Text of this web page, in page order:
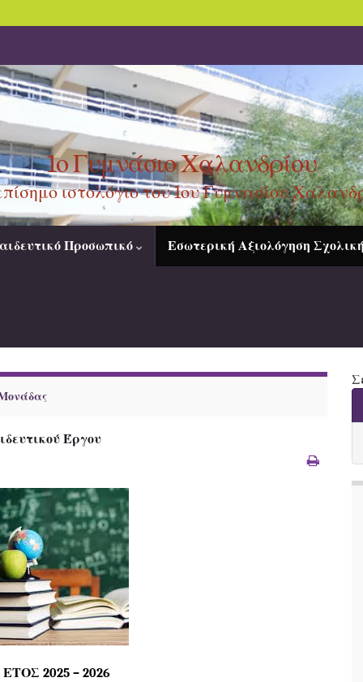
1ο Γυμνάσιο Χαλανδρίου
ιστολόγιο του 1ου Γυμνασίου
Προσωπικό Εσωτερική Αξιολόγηση
Έργου
2025 – 2026